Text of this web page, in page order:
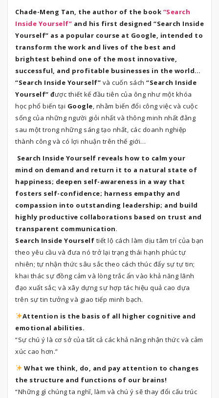
Chade-Meng Tan, the author of the book “Search
Inside Yourself” and his first designed “Search Inside
Yourself” as a popular course at Google, intended to
transform the work and lives of the best and
brightest behind one of the most innovative,
successful, and profitable businesses in the world…
“Search Inside Yourself” và cuốn sách “Search Inside
Yourself” được thiết kế đầu tiên của ông như một khóa
học phổ biến tại Google, nhằm biến đổi công việc và cuộc
sống của những người giỏi nhất và thông minh nhất đằng
sau một trong những sáng tạo nhất, các doanh nghiệp
thành công và có lợi nhuận trên thế giới…
Search Inside Yourself reveals how to calm your
mind on demand and return it to a natural state of
happiness; deepen self-awareness in a way that
fosters self-confidence; harness empathy and
compassion into outstanding leadership; and build
highly productive collaborations based on trust and
transparent communication.
Search Inside Yourself tiết lộ cách làm dịu tâm trí của bạn
theo yêu cầu và đưa nó trở lại trạng thái hạnh phúc tự
nhiên; tự nhận thức sâu sắc theo cách thúc đẩy sự tự tin;
khai thác sự đồng cảm và lòng trắc ẩn vào khả năng lãnh
đạo xuất sắc; và xây dựng sự hợp tác hiệu quả cao dựa
trên sự tin tưởng và giao tiếp minh bạch.
Attention is the basis of all higher cognitive and
emotional abilities.
“Sự chú ý là cơ sở của tất cả các khả năng nhận thức và cảm
xúc cao hơn.”
What we think, do, and pay attention to changes
the structure and functions of our brains!
“Những gì chúng ta nghĩ, làm và chú ý sẽ thay đổi cấu trúc